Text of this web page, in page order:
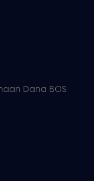
Dana BOS